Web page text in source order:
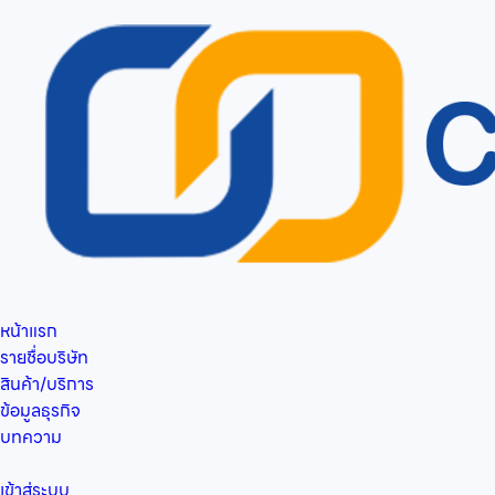
หน้าแรก
รายชื่อบริษัท
สินค้า/บริการ
ข้อมูลธุรกิจ
บทความ